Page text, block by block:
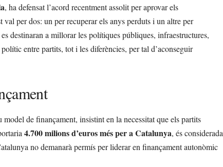
, ha defensat l’acord recentment assolit per aprovar els
per dos: un per recuperar els anys perduts i un altre per
es destinaran a millorar les polítiques públiques, infraestructures,
entre partits, tot i les diferències, per tal d’aconseguir
de finançament, insistint en la necessitat que els partits
4.700 milions d’euros més per a Catalunya, és considerada
no demanarà permís per liderar en finançament autonòmic